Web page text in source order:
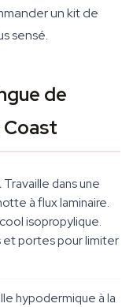
un kit de
sensé.
de
Coast
Travaille dans une
à flux laminaire.
isopropylique.
et portes pour limiter
hypodermique à la